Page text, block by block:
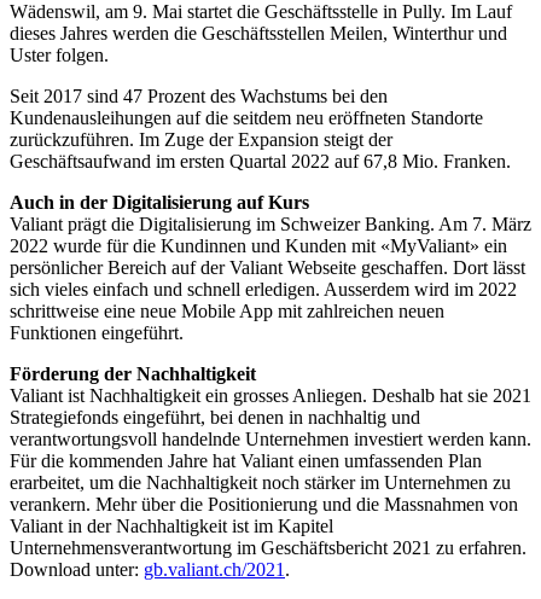
Wädenswil, am 9. Mai startet die Geschäftsstelle in Pully. Im Lauf
dieses Jahres werden die Geschäftsstellen Meilen, Winterthur und
Uster folgen.
Seit 2017 sind 47 Prozent des Wachstums bei den
Kundenausleihungen auf die seitdem neu eröffneten Standorte
zurückzuführen. Im Zuge der Expansion steigt der
Geschäftsaufwand im ersten Quartal 2022 auf 67,8 Mio. Franken.
Auch in der Digitalisierung auf Kurs
Valiant prägt die Digitalisierung im Schweizer Banking. Am 7. März
2022 wurde für die Kundinnen und Kunden mit «MyValiant» ein
persönlicher Bereich auf der Valiant Webseite geschaffen. Dort lässt
sich vieles einfach und schnell erledigen. Ausserdem wird im 2022
schrittweise eine neue Mobile App mit zahlreichen neuen
Funktionen eingeführt.
Förderung der Nachhaltigkeit
Valiant ist Nachhaltigkeit ein grosses Anliegen. Deshalb hat sie 2021
Strategiefonds eingeführt, bei denen in nachhaltig und
verantwortungsvoll handelnde Unternehmen investiert werden kann.
Für die kommenden Jahre hat Valiant einen umfassenden Plan
erarbeitet, um die Nachhaltigkeit noch stärker im Unternehmen zu
verankern. Mehr über die Positionierung und die Massnahmen von
Valiant in der Nachhaltigkeit ist im Kapitel
Unternehmensverantwortung im Geschäftsbericht 2021 zu erfahren.
Download unter: gb.valiant.ch/2021 .